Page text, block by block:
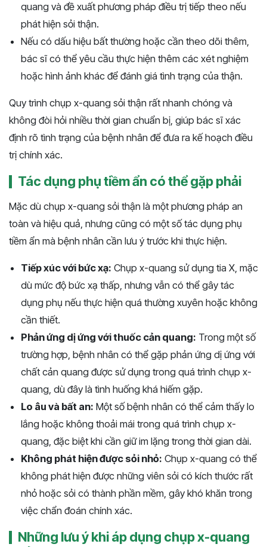
quang và đề xuất phương pháp điều trị tiếp theo nếu
phát hiện sỏi thận.
Nếu có dấu hiệu bất thường hoặc cần theo dõi thêm,
bác sĩ có thể yêu cầu thực hiện thêm các xét nghiệm
hoặc hình ảnh khác để đánh giá tình trạng của thận.
Quy trình chụp x-quang sỏi thận rất nhanh chóng và
không đòi hỏi nhiều thời gian chuẩn bị, giúp bác sĩ xác
định rõ tình trạng của bệnh nhân để đưa ra kế hoạch điều
trị chính xác.
Tác dụng phụ tiềm ẩn có thể gặp phải
Mặc dù chụp x-quang sỏi thận là một phương pháp an
toàn và hiệu quả, nhưng cũng có một số tác dụng phụ
tiềm ẩn mà bệnh nhân cần lưu ý trước khi thực hiện.
Tiếp xúc với bức xạ: Chụp x-quang sử dụng tia X, mặc
dù mức độ bức xạ thấp, nhưng vẫn có thể gây tác
dụng phụ nếu thực hiện quá thường xuyên hoặc không
cần thiết.
Phản ứng dị ứng với thuốc cản quang: Trong một số
trường hợp, bệnh nhân có thể gặp phản ứng dị ứng với
chất cản quang được sử dụng trong quá trình chụp x-
quang, dù đây là tình huống khá hiếm gặp.
Lo âu và bất an: Một số bệnh nhân có thể cảm thấy lo
lắng hoặc không thoải mái trong quá trình chụp x-
quang, đặc biệt khi cần giữ im lặng trong thời gian dài.
Không phát hiện được sỏi nhỏ: Chụp x-quang có thể
không phát hiện được những viên sỏi có kích thước rất
nhỏ hoặc sỏi có thành phần mềm, gây khó khăn trong
việc chẩn đoán chính xác.
Những lưu ý khi áp dụng chụp x-quang